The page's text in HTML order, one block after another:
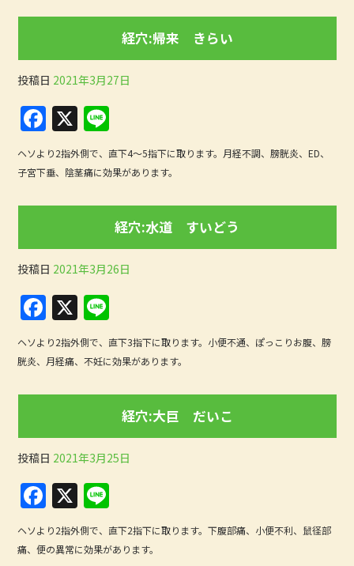
o
o
k
経穴:帰来 きらい
投稿日 2021年3月27日
F
a
c
o
o
k
X
n
e
ヘソより2指外側で、直下4〜5指下に取ります。月経不調、膀胱炎、ED、
子宮下垂、陰茎痛に効果があります。
経穴:水道 すいどう
投稿日 2021年3月26日
F
a
c
o
o
k
X
n
e
ヘソより2指外側で、直下3指下に取ります。小便不通、ぽっこりお腹、膀
胱炎、月経痛、不妊に効果があります。
経穴:大巨 だいこ
投稿日 2021年3月25日
F
a
c
X
n
e
ヘソより2指外側で、直下2指下に取ります。下腹部痛、小便不利、鼠径部
痛、便の異常に効果があります。